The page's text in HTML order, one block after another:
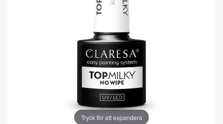
Tryck för att expandera